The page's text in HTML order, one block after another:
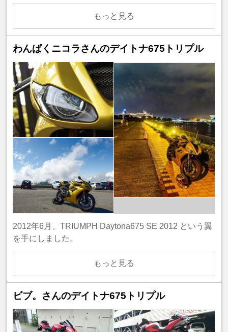
もっと見る
わんぱくニコラさんのデイトナ675トリプル
2012年6月、TRIUMPH Daytona675 SE 2012 という翼
を手にしました。
もっと見る
ビブ。さんのデイトナ675トリプル